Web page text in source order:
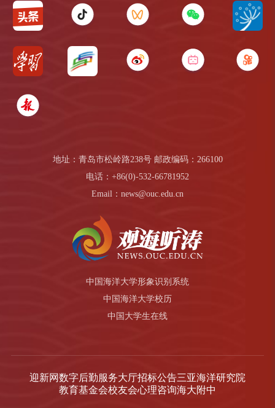
地址：青岛市松岭路238号 邮政编码：266100
电话：+86(0)-532-66781952
Email：news@ouc.edu.cn
中国海洋大学形象识别系统
中国海洋大学校历
中国大学生在线
迎新网数字后勤服务大厅招标公告三亚海洋研究院
教育基金会校友会心理咨询海大附中